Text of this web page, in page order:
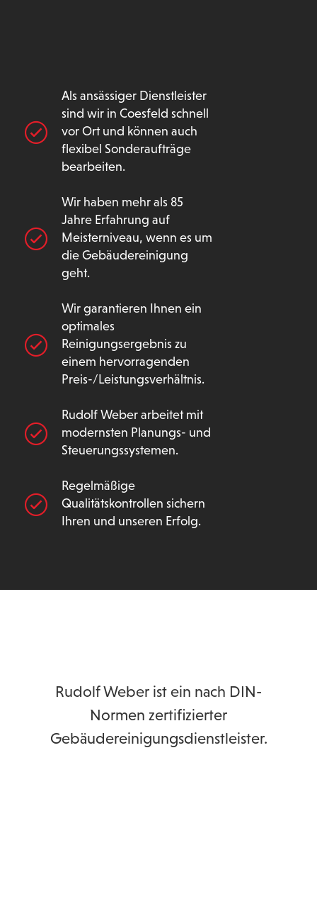
Als ansässiger Dienstleister
sind wir in Coesfeld schnell
vor Ort und können auch
flexibel Sonderaufträge
bearbeiten.
Wir haben mehr als 85
Jahre Erfahrung auf
Meisterniveau, wenn es um
die Gebäudereinigung
geht.
Wir garantieren Ihnen ein
optimales
Reinigungsergebnis zu
einem hervorragenden
Preis-/Leistungsverhältnis.
Rudolf Weber arbeitet mit
modernsten Planungs- und
Steuerungssystemen.
Regelmäßige
Qualitätskontrollen sichern
Ihren und unseren Erfolg.
Rudolf Weber ist ein nach DIN-
Normen zertifizierter
Gebäudereinigungsdienstleister.